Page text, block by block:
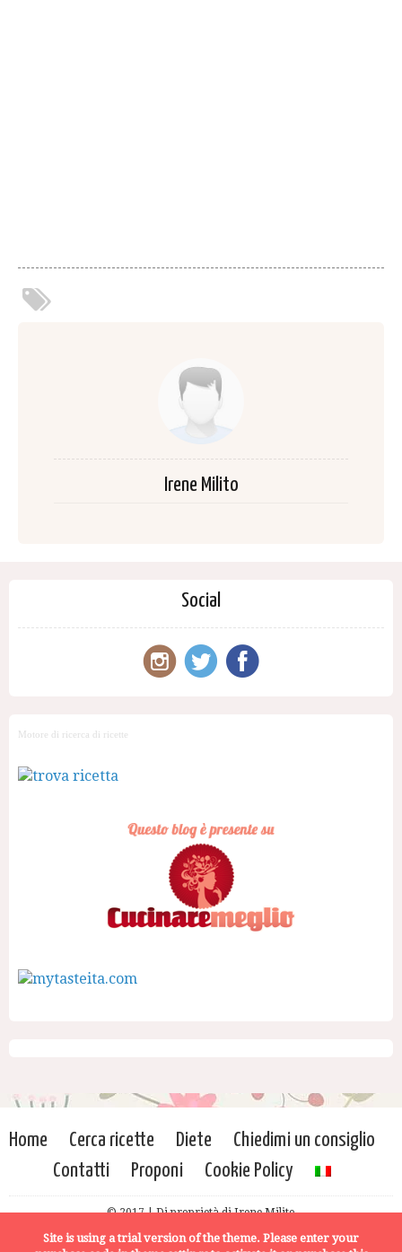
Irene Milito
Social
Motore di ricerca di ricette
Home Cerca ricette Diete
Chiedimi un consiglio
Contatti
Proponi Cookie Policy
© 2017 | Di proprietà di Irene Milito
Site is using a trial version of the theme. Please enter your